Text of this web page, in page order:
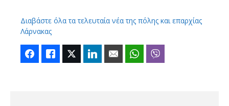
Διαβάστε όλα τα τελευταία νέα της πόλης και επαρχίας
Λάρνακας
FacebookLike Twitter LinkedIn Email WhatsApp